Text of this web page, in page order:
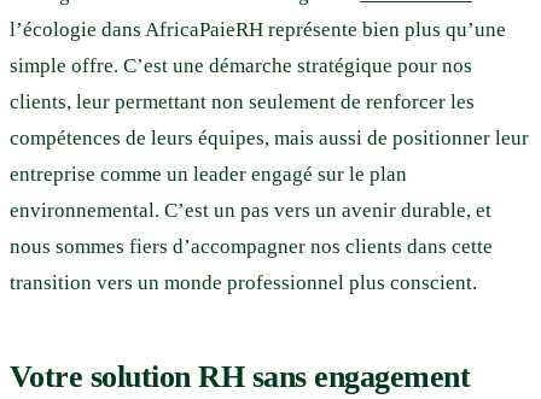
l’écologie dans AfricaPaieRH représente bien plus qu’une
simple offre. C’est une démarche stratégique pour nos
clients, leur permettant non seulement de renforcer les
compétences de leurs équipes, mais aussi de positionner leur
entreprise comme un leader engagé sur le plan
environnemental. C’est un pas vers un avenir durable, et
nous sommes fiers d’accompagner nos clients dans cette
transition vers un monde professionnel plus conscient.
Votre solution RH sans engagement